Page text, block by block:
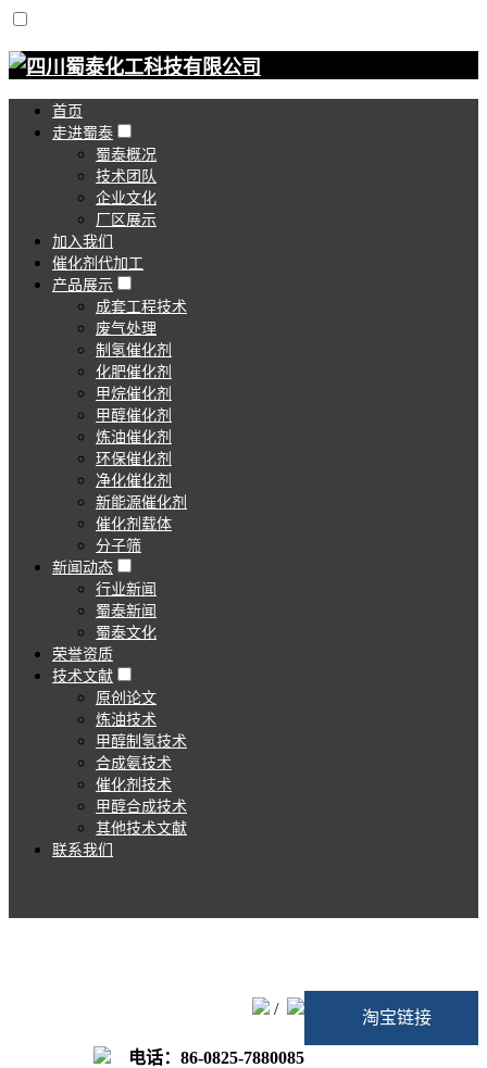
首页
走进蜀泰
蜀泰概况
技术团队
企业文化
厂区展示
加入我们
催化剂代加工
产品展示
成套工程技术
废气处理
制氢催化剂
化肥催化剂
甲烷催化剂
甲醇催化剂
炼油催化剂
环保催化剂
净化催化剂
新能源催化剂
催化剂载体
分子筛
新闻动态
行业新闻
蜀泰新闻
蜀泰文化
荣誉资质
技术文献
原创论文
炼油技术
甲醇制氢技术
合成氨技术
催化剂技术
甲醇合成技术
其他技术文献
联系我们
淘宝链接
/
电话：86-0825-7880085